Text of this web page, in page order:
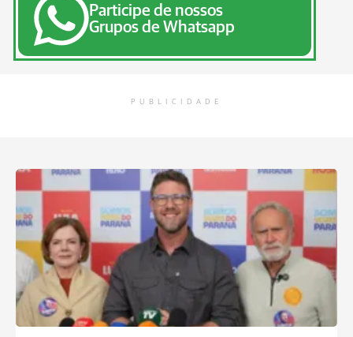
Participe de nossos
Grupos de Whatsapp
PUBLICIDADE